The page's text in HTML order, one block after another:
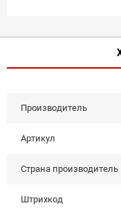
Производитель
Артикул
Страна производитель
Штрихкод